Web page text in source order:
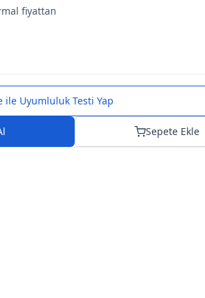
fiyattan
ile Uyumluluk Testi Yap
Sepete Ekle